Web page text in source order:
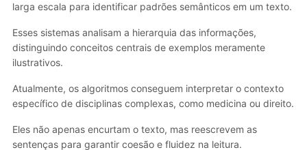
larga escala para identificar padrões semânticos em um texto.
Esses sistemas analisam a hierarquia das informações,
distinguindo conceitos centrais de exemplos meramente
ilustrativos.
Atualmente, os algoritmos conseguem interpretar o contexto
específico de disciplinas complexas, como medicina ou direito.
Eles não apenas encurtam o texto, mas reescrevem as
sentenças para garantir coesão e fluidez na leitura.